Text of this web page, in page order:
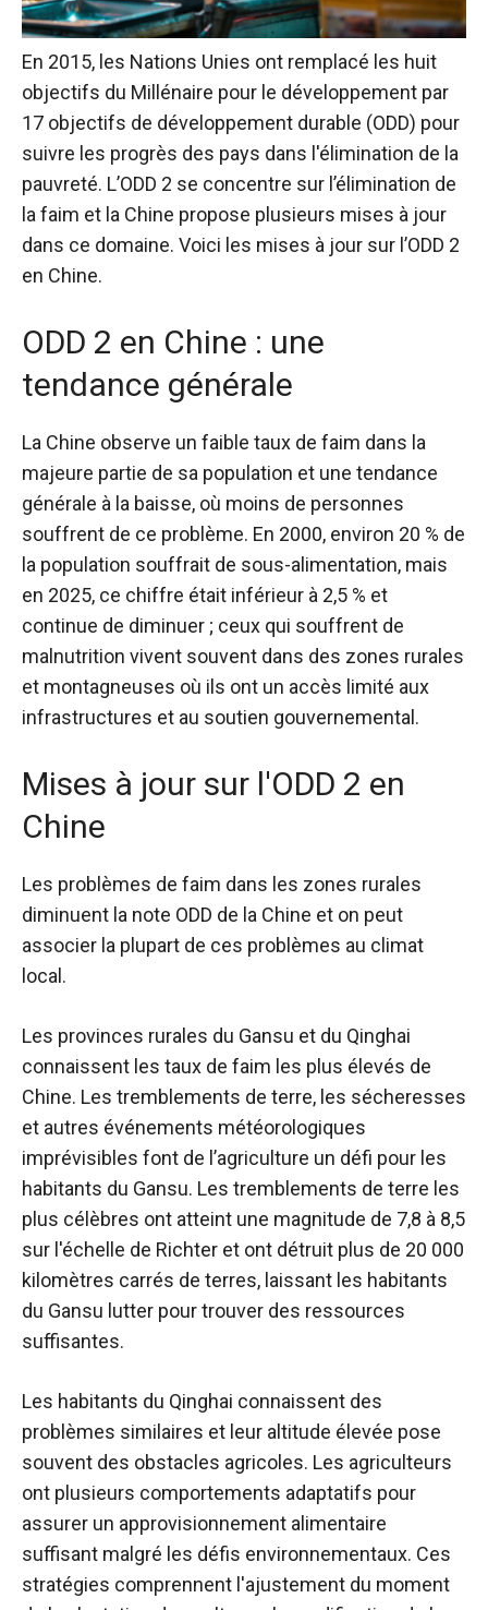
En 2015, les Nations Unies ont remplacé les huit
objectifs du Millénaire pour le développement par
17 objectifs de développement durable (ODD) pour
suivre les progrès des pays dans l'élimination de la
pauvreté. L’ODD 2 se concentre sur l’élimination de
la faim et la Chine propose plusieurs mises à jour
dans ce domaine. Voici les mises à jour sur l’ODD 2
en Chine.
ODD 2 en Chine : une
tendance générale
La Chine observe un faible taux de faim dans la
majeure partie de sa population et une tendance
générale à la baisse, où moins de personnes
souffrent de ce problème. En 2000, environ 20 % de
la population souffrait de sous-alimentation, mais
en 2025, ce chiffre était inférieur à 2,5 % et
continue de diminuer ; ceux qui souffrent de
malnutrition vivent souvent dans des zones rurales
et montagneuses où ils ont un accès limité aux
infrastructures et au soutien gouvernemental.
Mises à jour sur l'ODD 2 en
Chine
Les problèmes de faim dans les zones rurales
diminuent la note ODD de la Chine et on peut
associer la plupart de ces problèmes au climat
local.
Les provinces rurales du Gansu et du Qinghai
connaissent les taux de faim les plus élevés de
Chine. Les tremblements de terre, les sécheresses
et autres événements météorologiques
imprévisibles font de l’agriculture un défi pour les
habitants du Gansu. Les tremblements de terre les
plus célèbres ont atteint une magnitude de 7,8 à 8,5
sur l'échelle de Richter et ont détruit plus de 20 000
kilomètres carrés de terres, laissant les habitants
du Gansu lutter pour trouver des ressources
suffisantes.
Les habitants du Qinghai connaissent des
problèmes similaires et leur altitude élevée pose
souvent des obstacles agricoles. Les agriculteurs
ont plusieurs comportements adaptatifs pour
assurer un approvisionnement alimentaire
suffisant malgré les défis environnementaux. Ces
stratégies comprennent l'ajustement du moment